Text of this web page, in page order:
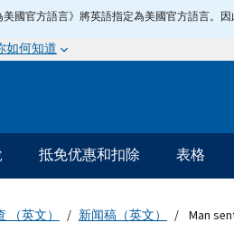
國官方語言》將英語指定為美國官方語言。
如何知道
抵免优惠和扣除 表格
（英文） 新闻稿（英文） Man